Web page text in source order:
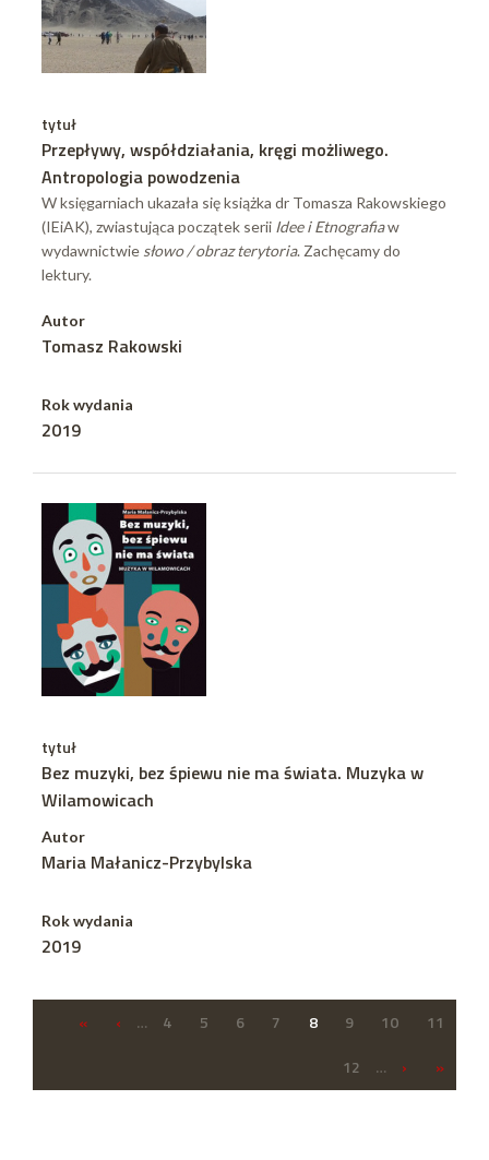
tytuł
Przepływy, współdziałania, kręgi możliwego.
Antropologia powodzenia
W księgarniach ukazała się książka dr Tomasza Rakowskiego
(IEiAK), zwiastująca początek serii Idee i Etnografiaw
wydawnictwie słowo / obraz terytoria. Zachęcamy do
lektury.
Autor
Tomasz Rakowski
Rok wydania
2019
tytuł
Bez muzyki, bez śpiewu nie ma świata. Muzyka w
Wilamowicach
Autor
Maria Małanicz-Przybylska
Rok wydania
2019
« ‹ … 4 5 6 7 8 9 10
11
12
… › »